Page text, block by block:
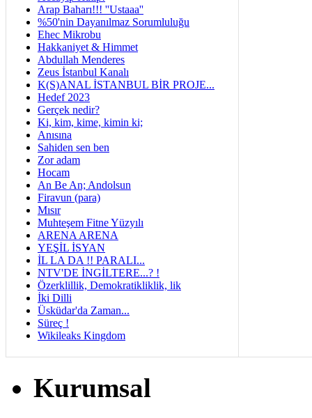
Arap Baharı!!! ''Ustaaa''
%50'nin Dayanılmaz Sorumluluğu
Ehec Mikrobu
Hakkaniyet & Himmet
Abdullah Menderes
Zeus İstanbul Kanalı
K(S)ANAL İSTANBUL BİR PROJE...
Hedef 2023
Gerçek nedir?
Ki, kim, kime, kimin ki;
Anısına
Sahiden sen ben
Zor adam
Hocam
An Be An; Andolsun
Firavun (para)
Mısır
Muhteşem Fitne Yüzyılı
ARENA ARENA
YEŞİL İSYAN
İL LA DA !! PARALI...
NTV'DE İNGİLTERE...? !
Özerklillik, Demokratikliklik, lik
İki Dilli
Üsküdar'da Zaman...
Süreç !
Wikileaks Kingdom
Kurumsal